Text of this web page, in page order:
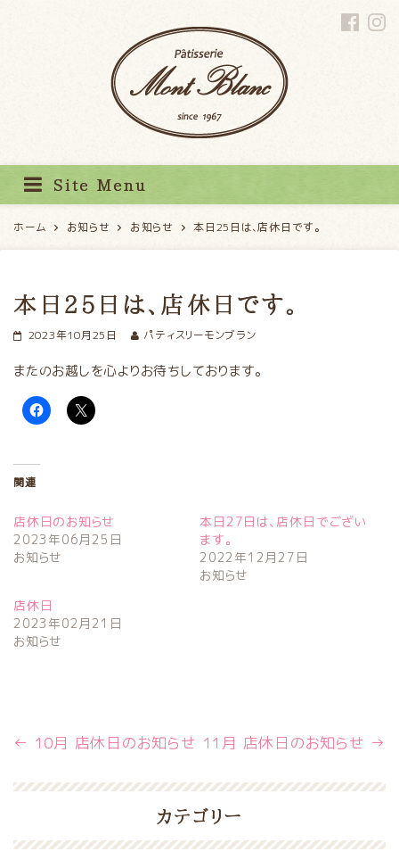
Site Menu
ホーム お知らせ お知らせ 本日25日は、店休日です。
本日25日は、店休日です。
2023年10月25日 パティスリーモンブラン
またのお越しを心よりお待ちしております。
関連
店休日のお知らせ
2023年06月25日
お知らせ
本日27日は、店休日でござい
ます。
2022年12月27日
お知らせ
店休日
2023年02月21日
お知らせ
← 10月 店休日のお知らせ 11月 店休日のお知らせ →
カテゴリー